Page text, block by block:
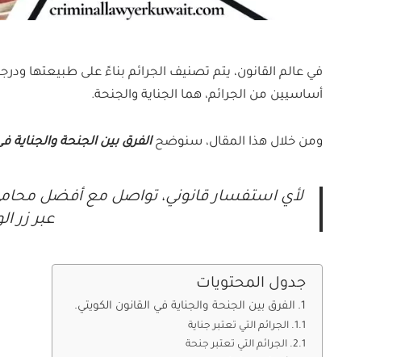
في عالم القانون، يتم تصنيف الجرائم بناءً على طبيعتها
أساسيين من الجرائم، هما الجناية والجنحة.
ومن خلال هذا المقال، سنوضحالفرق بين الجنحة والجناية
لأي استفسار قانوني، تواصل مع أفضل
عبر زر
جدول المحتويات
الفرق بين الجنحة والجناية في القانون الكويتي.
الجرائم التي تعتبر جناية
الجرائم التي تعتبر جنحة